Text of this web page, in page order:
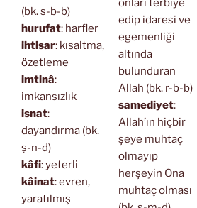
(bk. s-b-b)
hurufat: harfler
ihtisar: kısaltma,
özetleme
imtinâ:
imkansızlık
isnat:
dayandırma (bk.
ṣ-n-d)
kâfi: yeterli
kâinat: evren,
yaratılmış
onları terbiye
edip idaresi ve
egemenliği
altında
bulunduran
Allah (bk. r-b-b)
samediyet:
Allah’ın hiçbir
şeye muhtaç
olmayıp
herşeyin Ona
muhtaç olması